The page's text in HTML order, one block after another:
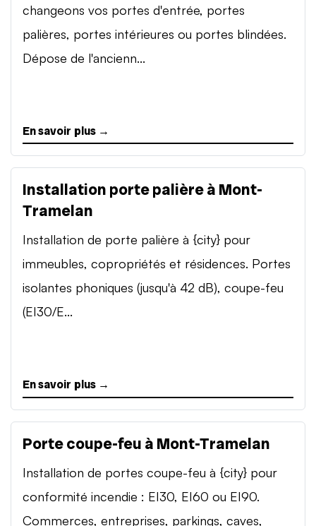
changeons vos portes d'entrée, portes
palières, portes intérieures ou portes blindées.
Dépose de l'ancienn...
En savoir plus →
Installation porte palière à Mont-
Tramelan
Installation de porte palière à {city} pour
immeubles, copropriétés et résidences. Portes
isolantes phoniques (jusqu'à 42 dB), coupe-feu
(EI30/E...
En savoir plus →
Porte coupe-feu à Mont-Tramelan
Installation de portes coupe-feu à {city} pour
conformité incendie : EI30, EI60 ou EI90.
Commerces, entreprises, parkings, caves,